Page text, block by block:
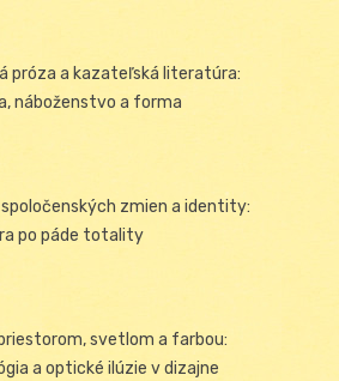
próza a kazateľská literatúra:
náboženstvo a forma
spoločenských zmien a identity:
po páde totality
svetlom a farbou:
a optické ilúzie v dizajne